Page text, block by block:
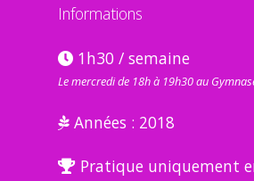
Informations
1h30 / semaine
Le mercredi de 18h à 19h30 au
Années : 2018
Pratique uniquement